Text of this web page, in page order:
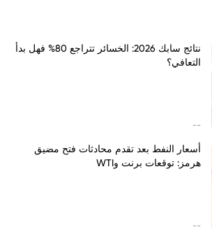
نتائج سابك 2026: الخسائر تتراجع 80% فهل بدأ
التعافي؟
--
أسعار النفط بعد تقدم محادثات فتح مضيق
هرمز: توقعات برنت وWTI
--